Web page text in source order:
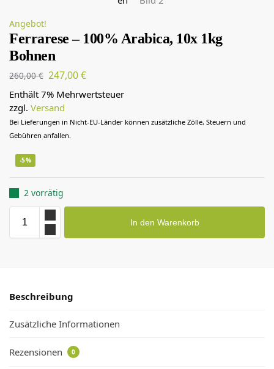
Angebot!
Ferrarese – 100% Arabica, 10x 1kg
Bohnen
260,00€ 247,00€
Enthält 7% Mehrwertsteuer
zzgl. Versand
Bei Lieferungen in Nicht-EU-Länder können zusätzliche Zölle, Steuern und
Gebühren anfallen.
-5%
2 vorrätig
In den Warenkorb
Beschreibung
Zusätzliche Informationen
Rezensionen 0